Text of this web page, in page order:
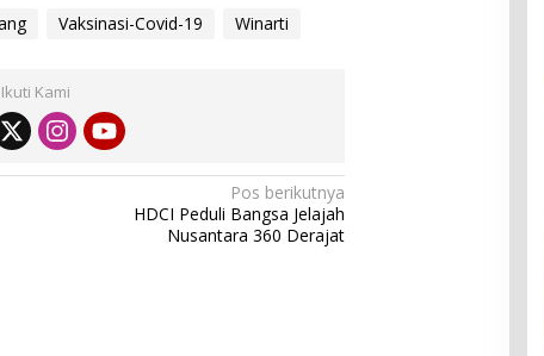
Vaksinasi-Covid-19 Winarti
Ikuti Kami
Pos berikutnya
HDCI Peduli Bangsa Jelajah
Nusantara 360 Derajat